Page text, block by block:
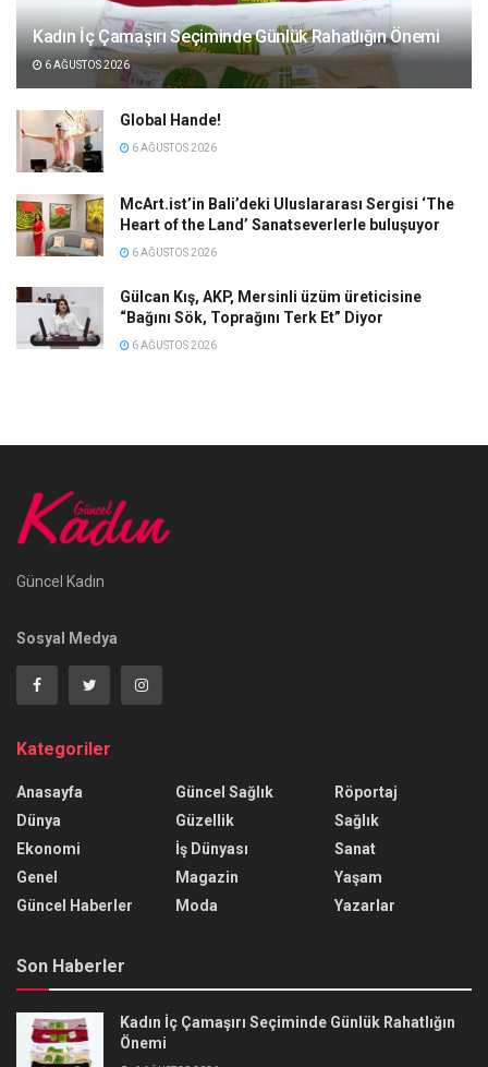
Kadın İç Çamaşırı Seçiminde Günlük Rahatlığın Önemi
6 AĞUSTOS 2026
Global Hande!
6 AĞUSTOS 2026
McArt.ist’in Bali’deki Uluslararası Sergisi ‘The
Heart of the Land’ Sanatseverlerle buluşuyor
6 AĞUSTOS 2026
Gülcan Kış, AKP, Mersinli üzüm üreticisine
“Bağını Sök, Toprağını Terk Et” Diyor
6 AĞUSTOS 2026
Güncel Kadın
Sosyal Medya
Kategoriler
Anasayfa
Dünya
Ekonomi
Genel
Güncel Haberler
Güncel Sağlık
Güzellik
İş Dünyası
Magazin
Moda
Röportaj
Sağlık
Sanat
Yaşam
Yazarlar
Son Haberler
Kadın İç Çamaşırı Seçiminde Günlük Rahatlığın
Önemi